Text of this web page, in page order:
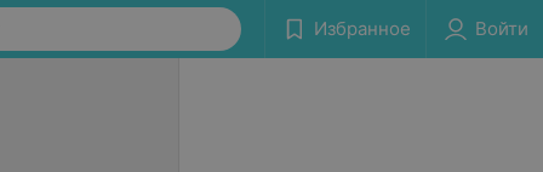
Избранное Войти